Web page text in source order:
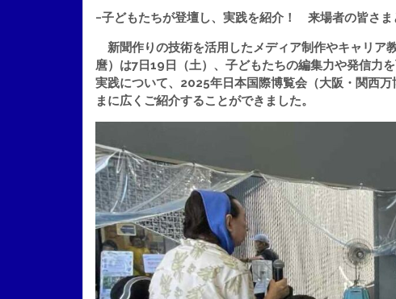
−子どもたちが登壇し、実践を紹介！ 来場者の皆さ
新聞作りの技術を活用したメディア制作やキャリア
麿）は7日19日（土）、子どもたちの編集力や発信力
実践について、2025年日本国際博覧会（大阪・関西
まに広くご紹介することができました。